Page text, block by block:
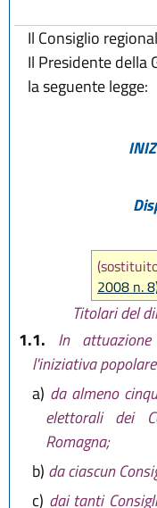
Il Consiglio
Il Presidente della
la seguente legge:
2008 n.
Titolari del
1.1. In
l'iniziativa
a) da almeno
elettorali dei
Romagna;
b) da ciascun
c) dai tanti